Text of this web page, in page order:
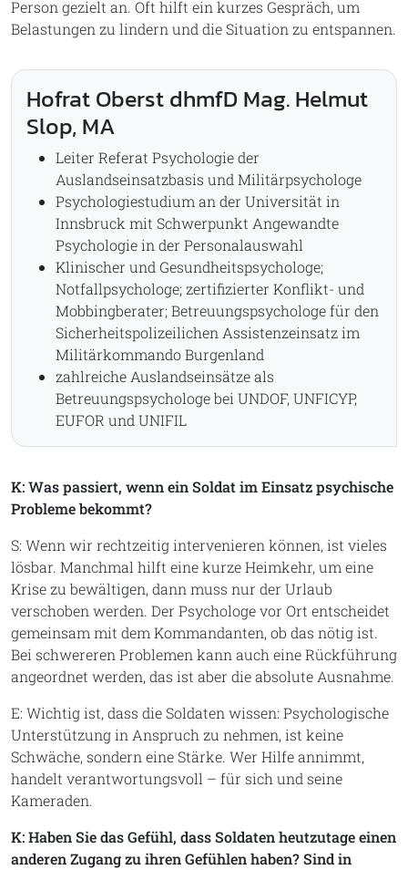
Person gezielt an. Oft hilft ein kurzes Gespräch, um
Belastungen zu lindern und die Situation zu entspannen.
Hofrat Oberst dhmfD Mag. Helmut
Slop, MA
Leiter Referat Psychologie der
Auslandseinsatzbasis und Militärpsychologe
Psychologiestudium an der Universität in
Innsbruck mit Schwerpunkt Angewandte
Psychologie in der Personalauswahl
Klinischer und Gesundheitspsychologe;
Notfallpsychologe; zertifizierter Konflikt- und
Mobbingberater; Betreuungspsychologe für den
Sicherheitspolizeilichen Assistenzeinsatz im
Militärkommando Burgenland
zahlreiche Auslandseinsätze als
Betreuungspsychologe bei UNDOF, UNFICYP,
EUFOR und UNIFIL
K: Was passiert, wenn ein Soldat im Einsatz psychische
Probleme bekommt?
S: Wenn wir rechtzeitig intervenieren können, ist vieles
lösbar. Manchmal hilft eine kurze Heimkehr, um eine
Krise zu bewältigen, dann muss nur der Urlaub
verschoben werden. Der Psychologe vor Ort entscheidet
gemeinsam mit dem Kommandanten, ob das nötig ist.
Bei schwereren Problemen kann auch eine Rückführung
angeordnet werden, das ist aber die absolute Ausnahme.
E: Wichtig ist, dass die Soldaten wissen: Psychologische
Unterstützung in Anspruch zu nehmen, ist keine
Schwäche, sondern eine Stärke. Wer Hilfe annimmt,
handelt verantwortungsvoll – für sich und seine
Kameraden.
K: Haben Sie das Gefühl, dass Soldaten heutzutage einen
anderen Zugang zu ihren Gefühlen haben? Sind in